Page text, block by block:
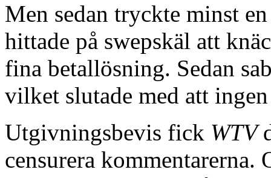
Men sedan tryckte minst
hittade på swepskäl att
fina betallösning. Sedan
vilket slutade med att
Utgivningsbevis fick WTV
censurera